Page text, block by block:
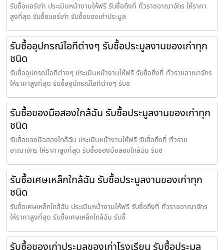
รับซื้อแอร์เก่า ประเมินหน้างานให้ฟรี รับซื้อถึงที่ ทั่วราชอาณาจักร ให้ราคา
สูงที่สุด รับซื้อแอร์เก่า รับซื้อของเก่าประมูล
รับซื้ออุปกรณ์ไอทีต่างๆ รับซื้อประมูลงานของเก่าทุก
ชนิด
รับซื้ออุปกรณ์ไอทีต่างๆ ประเมินหน้างานให้ฟรี รับซื้อถึงที่ ทั่วราชอาณาจักร
ให้ราคาสูงที่สุด รับซื้ออุปกรณ์ไอทีต่างๆ รับซ
รับซื้อของมือสองใกล้ฉัน รับซื้อประมูลงานของเก่าทุก
ชนิด
รับซื้อของมือสองใกล้ฉัน ประเมินหน้างานให้ฟรี รับซื้อถึงที่ ทั่วราช
อาณาจักร ให้ราคาสูงที่สุด รับซื้อของมือสองใกล้ฉัน รับซ
รับซื้อเศษเหล็กใกล้ฉัน รับซื้อประมูลงานของเก่าทุก
ชนิด
รับซื้อเศษเหล็กใกล้ฉัน ประเมินหน้างานให้ฟรี รับซื้อถึงที่ ทั่วราชอาณาจักร
ให้ราคาสูงที่สุด รับซื้อเศษเหล็กใกล้ฉัน รับซื้
รับซื้อของเก่าประมูลของเก่าโรงเรียน รับซื้อประมูล